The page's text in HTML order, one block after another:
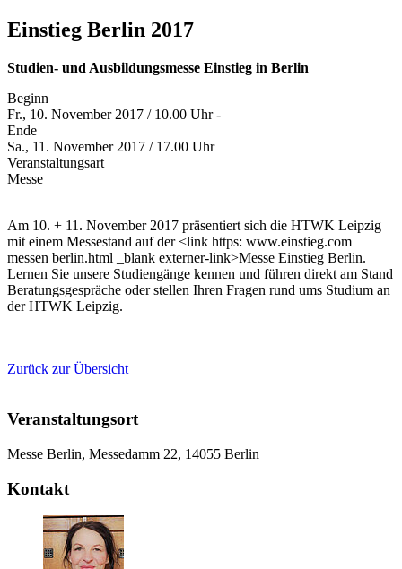
Einstieg Berlin 2017
Studien- und Ausbildungsmesse Einstieg in Berlin
Beginn
Fr., 10. November 2017 / 10.00 Uhr -
Ende
Sa., 11. November 2017 / 17.00 Uhr
Veranstaltungsart
Messe
Am 10. + 11. November 2017 präsentiert sich die HTWK Leipzig
mit einem Messestand auf der <link https: www.einstieg.com
messen berlin.html _blank externer-link>Messe Einstieg Berlin.
Lernen Sie unsere Studiengänge kennen und führen direkt am Stand
Beratungsgespräche oder stellen Ihren Fragen rund ums Studium an
der HTWK Leipzig.
Zurück zur Übersicht
Veranstaltungsort
Messe Berlin, Messedamm 22, 14055 Berlin
Kontakt